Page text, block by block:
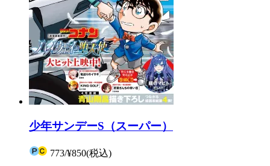
少年サンデーS（スーパー）
773/¥850(税込)